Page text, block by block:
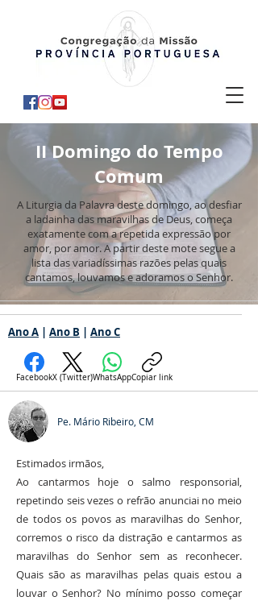
II Domingo do Tempo
Comum
A Liturgia da Palavra deste domingo, ao desfiar
a ladainha das maravilhas de Deus, começa
exatamente com a repetida expressão por
amor, por amor. A partir deste mote segue a
lista das variadíssimas razões pelas quais
cantamos, louvamos e adoramos o Senhor.
Ano A | Ano B | Ano C
FacebookX (Twitter)WhatsAppCopiar link
Pe. Mário Ribeiro, CM
Estimados irmãos,
Ao cantarmos hoje o salmo responsorial,
repetindo seis vezes o refrão anunciai no meio
de todos os povos as maravilhas do Senhor,
corremos o risco da distração e cantarmos as
maravilhas do Senhor sem as reconhecer.
Quais são as maravilhas pelas quais estou a
louvar o Senhor? No mínimo posso começar